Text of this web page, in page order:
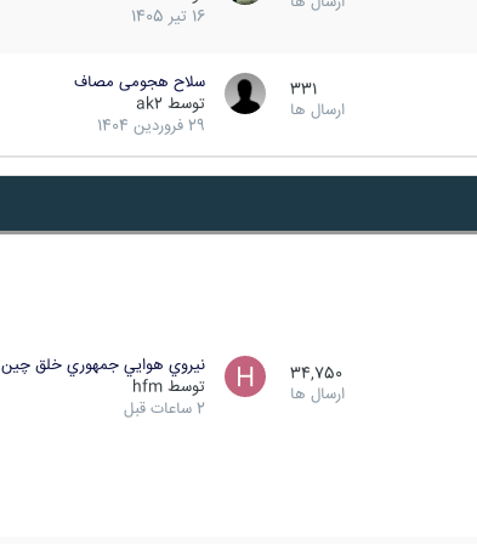
16 تیر 1405
331
ارسال ها
سلاح هجومی مصاف
توسط ak2
29 فروردین 1404
34,750
ارسال ها
نيروي هوايي جمهوري خلق چين
توسط hfm
2 ساعات قبل